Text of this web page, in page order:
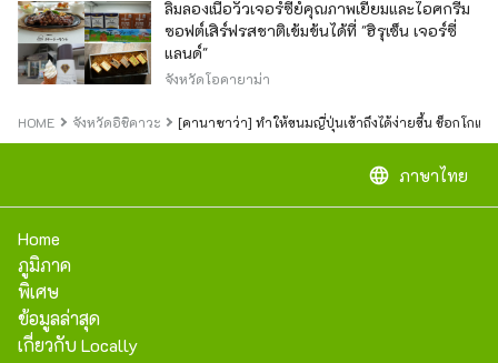
ลิ้มลองเนื้อวัวเจอร์ซีย์คุณภาพเยี่ยมและไอศกรีม
ซอฟต์เสิร์ฟรสชาติเข้มข้นได้ที่ "ฮิรุเซ็น เจอร์ซี่
แลนด์"
จังหวัดโอคายาม่า
HOME จังหวัดอิชิคาวะ [คานาซาว่า] ทำให้ขนมญี่ปุ่นเข้าถึงได้ง่ายขึ้น ช็อกโกแ
language ภาษาไทย
Home
ภูมิภาค
พิเศษ
ข้อมูลล่าสุด
เกี่ยวกับ Locally